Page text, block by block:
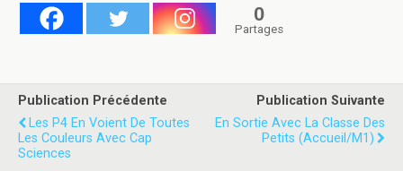
0
Partages
Publication Précédente
Les P4 En Voient De Toutes
Les Couleurs Avec Cap
Sciences
Publication Suivante
En Sortie Avec La Classe Des
Petits (Accueil/M1)